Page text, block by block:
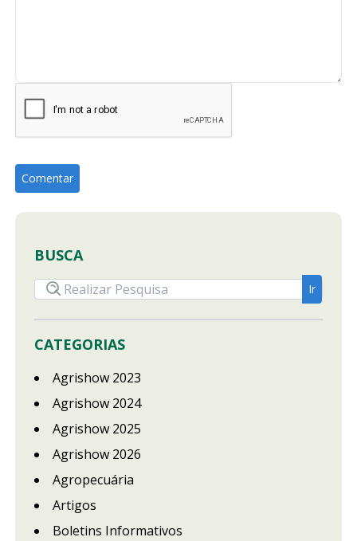
BUSCA
CATEGORIAS
Agrishow 2023
Agrishow 2024
Agrishow 2025
Agrishow 2026
Agropecuária
Artigos
Boletins Informativos